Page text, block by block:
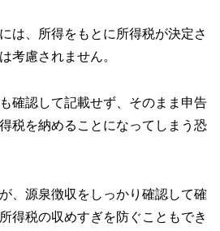
は、所得をもとに所得税が決定さ
考慮されません。
確認して記載せず、そのまま申告
税を納めることになってしまう恐
、源泉徴収をしっかり確認して確
得税の収めすぎを防ぐこともでき